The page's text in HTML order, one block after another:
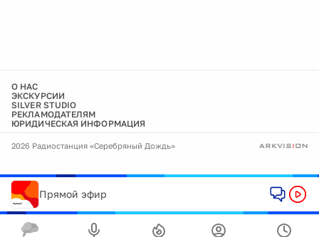
О НАС
ЭКСКУРСИИ
SILVER STUDIO
РЕКЛАМОДАТЕЛЯМ
ЮРИДИЧЕСКАЯ ИНФОРМАЦИЯ
2026 Радиостанция «Серебряный Дождь»
Прямой эфир